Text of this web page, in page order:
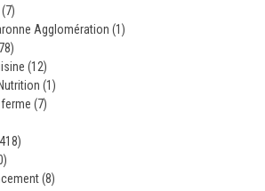
(7)
Agglomération (1)
(12)
(1)
(7)
(8)